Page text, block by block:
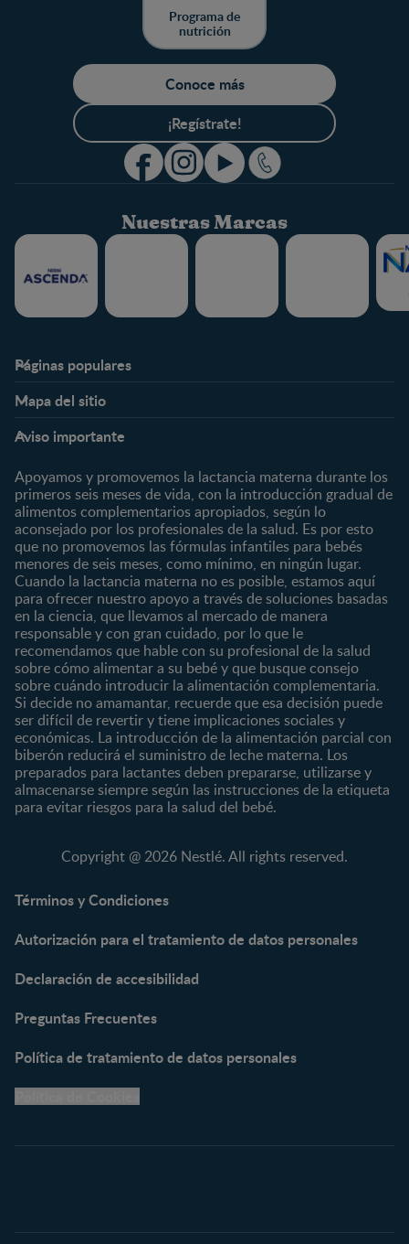
Programa de
nutrición
Conoce más
¡Regístrate!
Nuestras Marcas
Páginas populares
Expertos en Nutrición
Preguntas Frecuentes
¿Quiénes somos?
Marcas y productos
Nuestros Productos
Nuestras Marcas
Mapa del sitio
Preconcepción
Embarazo
Posparto
0 a 4 meses
4 a 6 meses
6 a 8 meses
8 a 12 meses
12 a 24 meses
Desde 2 años
Preescolar
Escolar
Nutrición
Salud
Maternidad
Paternidad
Vida en familia
Marcas
CERELAC®
GERBER®
KLIM®
NAN® 3
NAN® Optipro® 3
NAN® Supreme 3
NESTUM®
NESCARE®
Productos
Cereales Infantiles
Compotas y galletas
Fórmulas Infantiles
Vitaminas y Suplementos
Herramientas
Aviso importante
Apoyamos y promovemos la lactancia materna durante los
primeros seis meses de vida, con la introducción gradual de
alimentos complementarios apropiados, según lo
aconsejado por los profesionales de la salud. Es por esto
que no promovemos las fórmulas infantiles para bebés
menores de seis meses, como mínimo, en ningún lugar.
Cuando la lactancia materna no es posible, estamos aquí
para ofrecer nuestro apoyo a través de soluciones basadas
en la ciencia, que llevamos al mercado de manera
responsable y con gran cuidado, por lo que le
recomendamos que hable con su profesional de la salud
sobre cómo alimentar a su bebé y que busque consejo
sobre cuándo introducir la alimentación complementaria.
Si decide no amamantar, recuerde que esa decisión puede
ser difícil de revertir y tiene implicaciones sociales y
económicas. La introducción de la alimentación parcial con
biberón reducirá el suministro de leche materna. Los
preparados para lactantes deben prepararse, utilizarse y
almacenarse siempre según las instrucciones de la etiqueta
para evitar riesgos para la salud del bebé.
Copyright @ 2026 Nestlé. All rights reserved.
Términos y Condiciones
Autorización para el tratamiento de datos personales
Declaración de accesibilidad
Preguntas Frecuentes
Política de tratamiento de datos personales